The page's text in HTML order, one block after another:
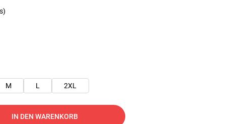
M L 2XL
IN DEN WARENKORB